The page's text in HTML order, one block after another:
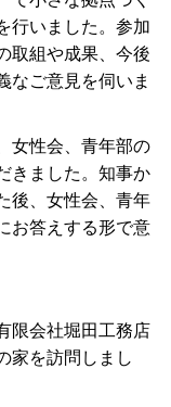
行いました。参加
取組や成果、今後
なご意見を伺いま
女性会、青年部の
きました。知事か
後、女性会、青年
お答えする形で意
限会社堀田工務店
家を訪問しまし